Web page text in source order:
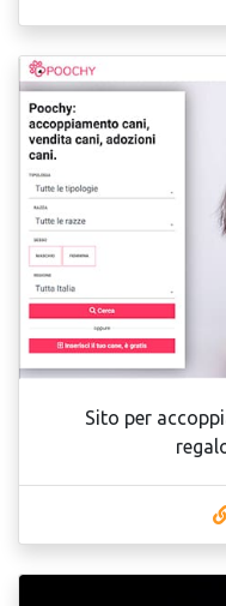
Sito per